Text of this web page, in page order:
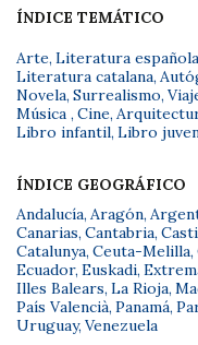
ÍNDICE TEMÁTICO
Arte, Literatura española
Literatura catalana,
Novela, Surrealismo,
Música , Cine,
Libro infantil, Libro
ÍNDICE GEOGRÁFICO
Andalucía, Aragón,
Canarias, Cantabria,
Catalunya, Ceuta-Melilla,
Ecuador, Euskadi,
Illes Balears, La Rioja,
País Valencià, Panamá,
Uruguay, Venezuela